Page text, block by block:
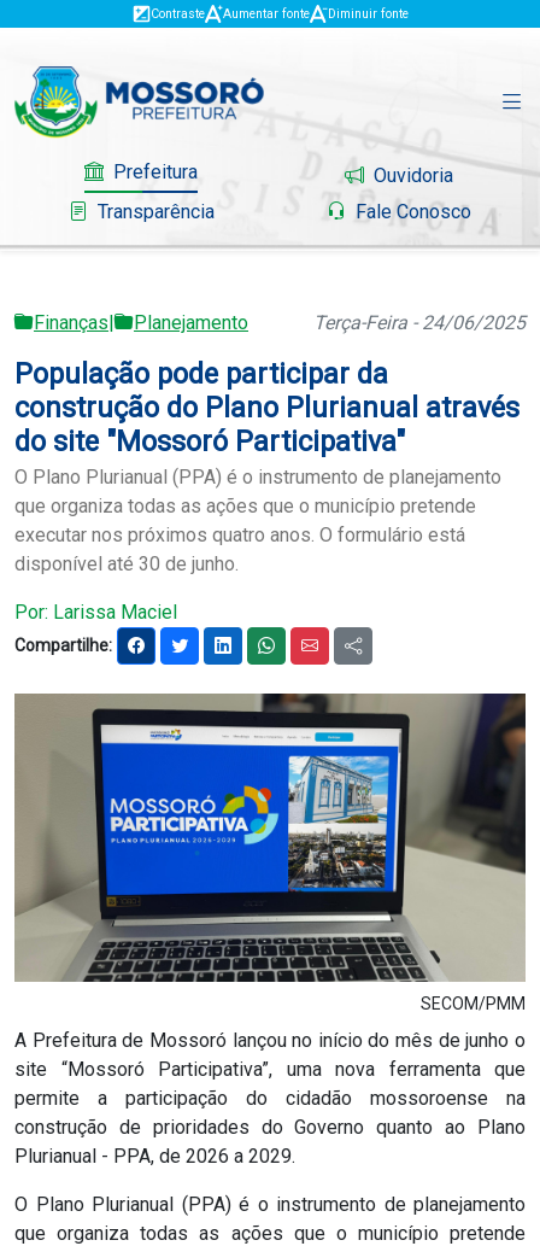
Contraste Aumentar fonte Diminuir fonte
Prefeitura
Ouvidoria
Transparência
Fale Conosco
Governo
Mossoró
Serviços
Portal do Contribuinte
Notícias
Carta de Serviço
Finanças| Planejamento Terça-Feira - 24/06/2025
População pode participar da
construção do Plano Plurianual através
do site "Mossoró Participativa"
O Plano Plurianual (PPA) é o instrumento de planejamento
que organiza todas as ações que o município pretende
executar nos próximos quatro anos. O formulário está
disponível até 30 de junho.
Por: Larissa Maciel
Compartilhe:
SECOM/PMM
A Prefeitura de Mossoró lançou no início do mês de junho o
site “Mossoró Participativa”, uma nova ferramenta que
permite a participação do cidadão mossoroense na
construção de prioridades do Governo quanto ao Plano
Plurianual - PPA, de 2026 a 2029.
O Plano Plurianual (PPA) é o instrumento de planejamento
que organiza todas as ações que o município pretende